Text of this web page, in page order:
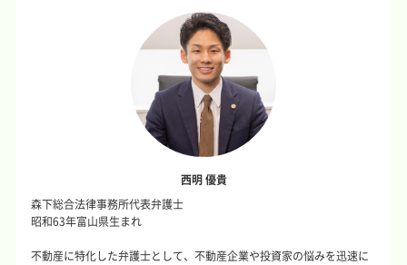
西明 優貴
森下総合法律事務所代表弁護士
昭和63年富山県生まれ
不動産に特化した弁護士として、不動産企業や投資家の悩みを迅速に